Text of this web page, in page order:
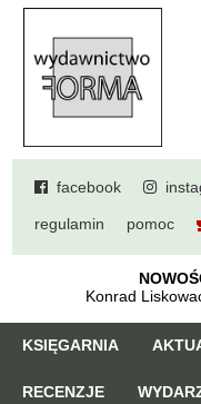
facebook
regulamin pomoc
Konrad
KSIĘGARNIA
RECENZJE